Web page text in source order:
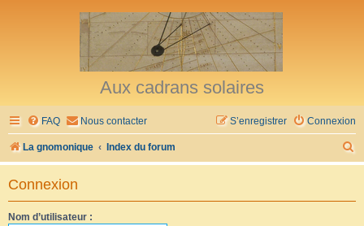
Aux cadrans solaires
FAQ Nous contacter Connexion
S’enregistrer
La gnomonique Index du forum
e
Connexion
Nom d’utilisateur :